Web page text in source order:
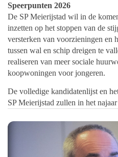
Speerpunten 2026
De SP Meierijstad wil in de
inzetten op het stoppen van de
versterken van voorzieningen en
tussen wal en schip dreigen te
realiseren van meer sociale
koopwoningen voor jongeren.
De volledige kandidatenlijst en
SP Meierijstad zullen in het